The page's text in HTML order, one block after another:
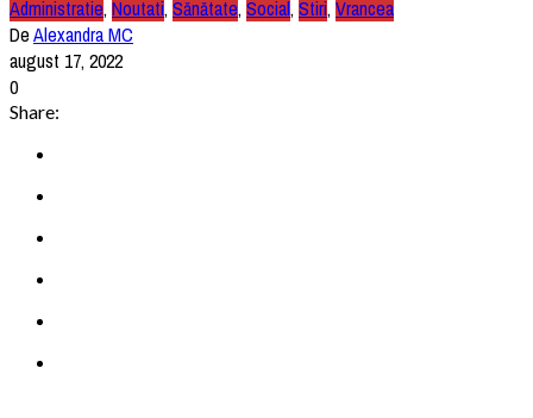
Administratie, Noutati, Sănătate, Social, Stiri, Vrancea
DeAlexandra MC
august 17, 2022
0
Share: